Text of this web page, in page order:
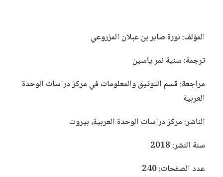
المؤلف: نورة صابر بن عبلان المزروعي
ترجمة: سنية نمر ياسين
مراجعة: قسم التوثيق والمعلومات في مركز دراسات الوحدة
العربية
الناشر: مركز دراسات الوحدة العربية، بيروت
سنة النشر: 2018
عدد الصفحات: 240